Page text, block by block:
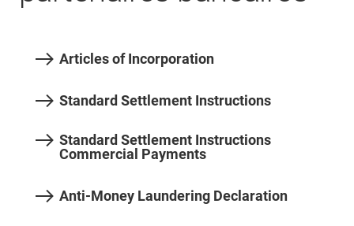
Articles of Incorporation
Standard Settlement Instructions
Standard Settlement Instructions
Commercial Payments
Anti-Money Laundering Declaration